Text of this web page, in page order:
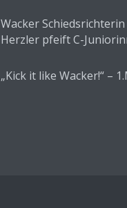
Wacker
Herzler pfeift C-
„Kick it like Wacker!“ –